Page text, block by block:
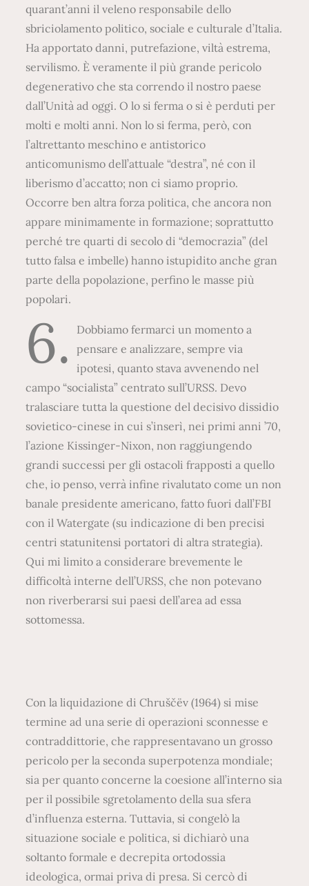
quarant’anni il veleno responsabile dello
sbriciolamento politico, sociale e culturale d’Italia.
Ha apportato danni, putrefazione, viltà estrema,
servilismo. È veramente il più grande pericolo
degenerativo che sta correndo il nostro paese
dall’Unità ad oggi. O lo si ferma o si è perduti per
molti e molti anni. Non lo si ferma, però, con
l’altrettanto meschino e antistorico
anticomunismo dell’attuale “destra”, né con il
liberismo d’accatto; non ci siamo proprio.
Occorre ben altra forza politica, che ancora non
appare minimamente in formazione; soprattutto
perché tre quarti di secolo di “democrazia” (del
tutto falsa e imbelle) hanno istupidito anche gran
parte della popolazione, perfino le masse più
popolari.
6.
Dobbiamo fermarci un momento a
pensare e analizzare, sempre via
ipotesi, quanto stava avvenendo nel
campo “socialista” centrato sull’URSS. Devo
tralasciare tutta la questione del decisivo dissidio
sovietico-cinese in cui s’inserì, nei primi anni ’70,
l’azione Kissinger-Nixon, non raggiungendo
grandi successi per gli ostacoli frapposti a quello
che, io penso, verrà infine rivalutato come un non
banale presidente americano, fatto fuori dall’FBI
con il Watergate (su indicazione di ben precisi
centri statunitensi portatori di altra strategia).
Qui mi limito a considerare brevemente le
difficoltà interne dell’URSS, che non potevano
non riverberarsi sui paesi dell’area ad essa
sottomessa.
Con la liquidazione di Chruščëv (1964) si mise
termine ad una serie di operazioni sconnesse e
contraddittorie, che rappresentavano un grosso
pericolo per la seconda superpotenza mondiale;
sia per quanto concerne la coesione all’interno sia
per il possibile sgretolamento della sua sfera
d’influenza esterna. Tuttavia, si congelò la
situazione sociale e politica, si dichiarò una
soltanto formale e decrepita ortodossia
ideologica, ormai priva di presa. Si cercò di